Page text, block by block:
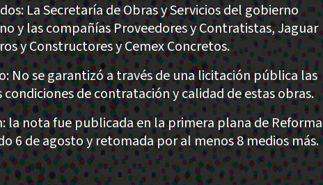
La Secretaría de Obras y Servicios del gobierno
y las compañías Proveedores y Contratistas, Jaguar
y Constructores y Cemex Concretos.
No se garantizó a través de una licitación pública las
condiciones de contratación y calidad de estas obras.
la nota fue publicada en la primera plana de Reforma
6 de agosto y retomada por al menos 8 medios más.